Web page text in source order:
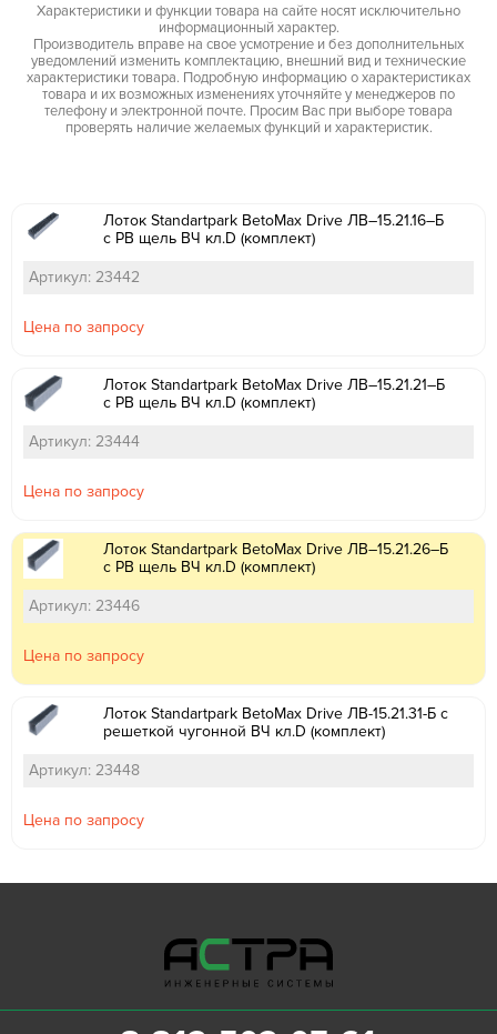
Характеристики и функции товара на сайте носят исключительно
информационный характер.
Производитель вправе на свое усмотрение и без дополнительных
уведомлений изменить комплектацию, внешний вид и технические
характеристики товара. Подробную информацию о характеристиках
товара и их возможных изменениях уточняйте у менеджеров по
телефону и электронной почте. Просим Вас при выборе товара
проверять наличие желаемых функций и характеристик.
Лоток Standartpark BetoMax Drive ЛВ–15.21.16–Б
с РВ щель ВЧ кл.D (комплект)
Артикул: 23442
Цена по запросу
Лоток Standartpark BetoMax Drive ЛВ–15.21.21–Б
с РВ щель ВЧ кл.D (комплект)
Артикул: 23444
Цена по запросу
Лоток Standartpark BetoMax Drive ЛВ–15.21.26–Б
с РВ щель ВЧ кл.D (комплект)
Артикул: 23446
Цена по запросу
Лоток Standartpark BetoMax Drive ЛВ-15.21.31-Б с
решеткой чугонной ВЧ кл.D (комплект)
Артикул: 23448
Цена по запросу